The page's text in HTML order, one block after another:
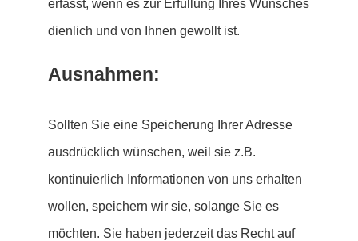
erfasst, wenn es zur Erfüllung Ihres Wunsches
dienlich und von Ihnen gewollt ist.
Ausnahmen:
Sollten Sie eine Speicherung Ihrer Adresse
ausdrücklich wünschen, weil sie z.B.
kontinuierlich Informationen von uns erhalten
wollen, speichern wir sie, solange Sie es
möchten. Sie haben jederzeit das Recht auf